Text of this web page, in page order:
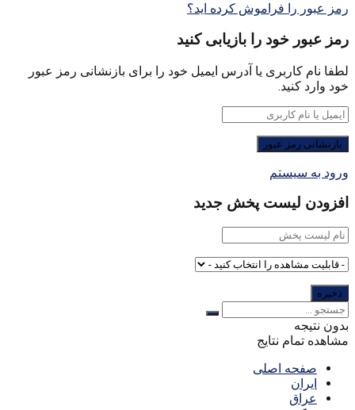
رمز عبور را فراموش کرده اید؟
رمز عبور خود را بازیابی کنید
لطفا نام کاربری یا آدرس ایمیل خود را برای بازنشانی رمز عبور
خود وارد کنید.
ورود به سیستم
افزودن لیست پخش جدید
بدون نتیجه
مشاهده تمام نتایج
صفحه اصلی
ایران
عراق